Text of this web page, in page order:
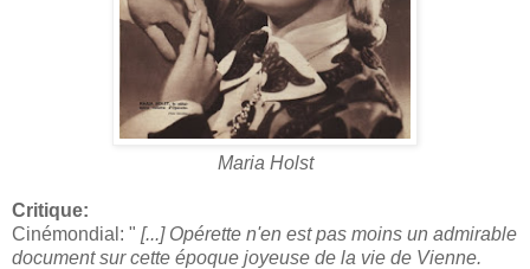
Maria Holst
Critique:
Cinémondial: " [...] Opérette n'en est pas moins un admirable
document sur cette époque joyeuse de la vie de Vienne.